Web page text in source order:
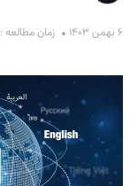
۶ بهمن ۱۴۰۳ زمان مطالعه : ۳ دقیقه